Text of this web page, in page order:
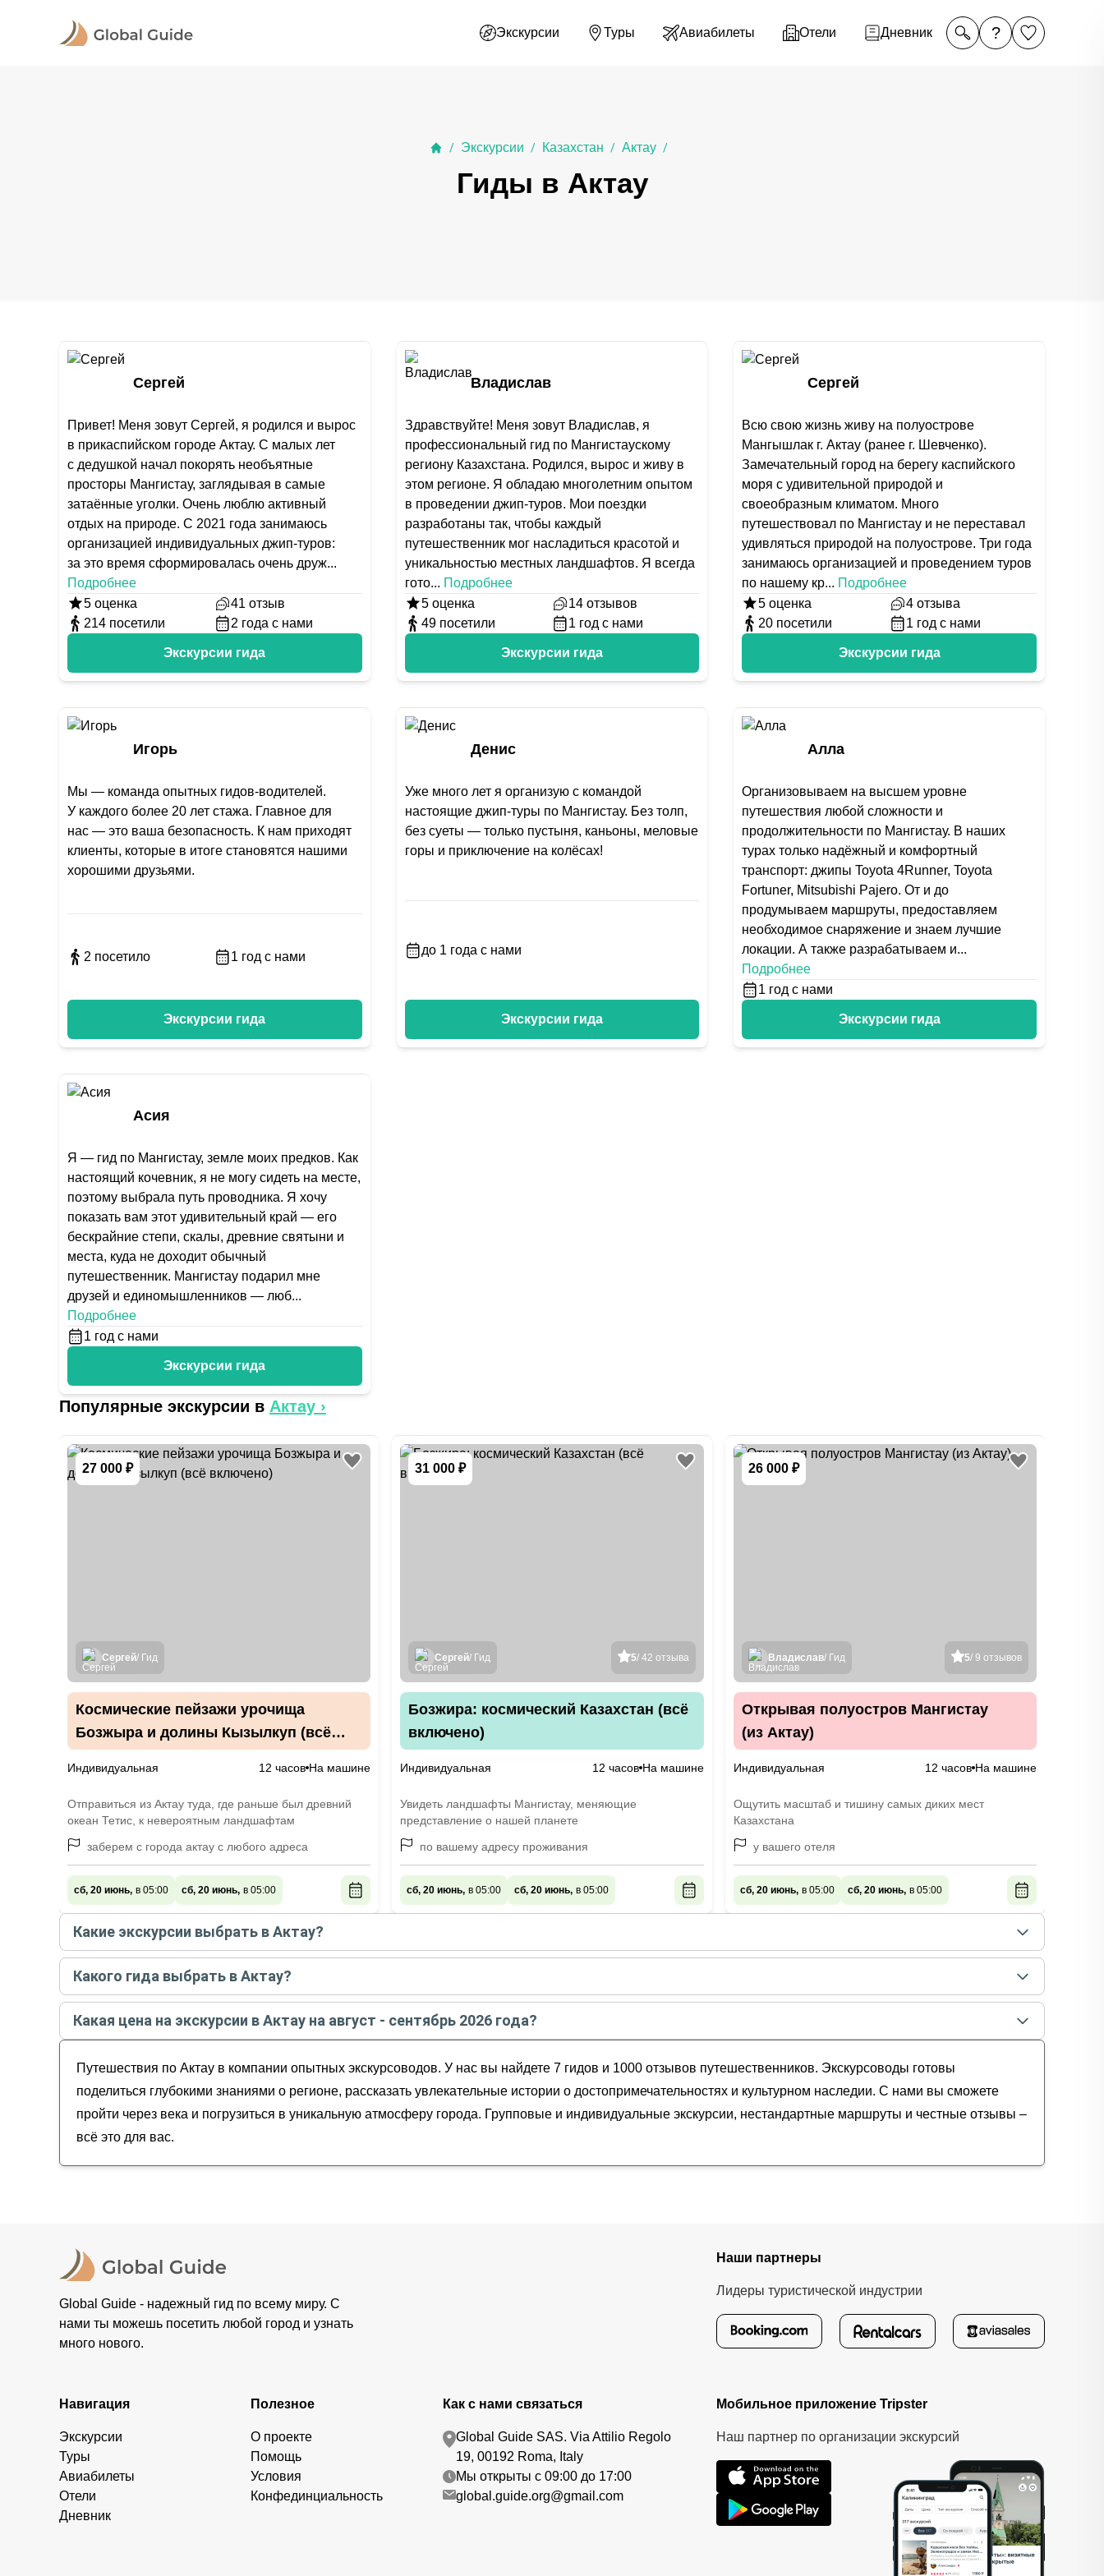
Экскурсии Туры Авиабилеты Отели Дневник ?
/ Экскурсии / Казахстан / Актау /
Гиды в Актау
Сергей
Привет! Меня зовут Сергей, я родился и вырос
в прикаспийском городе Актау. С малых лет
с дедушкой начал покорять необъятные
просторы Мангистау, заглядывая в самые
затаённые уголки. Очень люблю активный
отдых на природе. С 2021 года занимаюсь
организацией индивидуальных джип-туров:
за это время сформировалась очень друж...
Подробнее
5 оценка 41 отзыв
214 посетили 2 года с нами
Экскурсии гида
Владислав
Здравствуйте! Меня зовут Владислав, я
профессиональный гид по Мангистаускому
региону Казахстана. Родился, вырос и живу в
этом регионе. Я обладаю многолетним опытом
в проведении джип-туров. Мои поездки
разработаны так, чтобы каждый
путешественник мог насладиться красотой и
уникальностью местных ландшафтов. Я всегда
гото... Подробнее
5оценка 14 отзывов
49 посетили 1 год с нами
Экскурсии гида
Сергей
Всю свою жизнь живу на полуострове
Мангышлак г. Актау (ранее г. Шевченко).
Замечательный город на берегу каспийского
моря с удивительной природой и
своеобразным климатом. Много
путешествовал по Мангистау и не переставал
удивляться природой на полуострове. Три года
занимаюсь организацией и проведением туров
по нашему кр... Подробнее
5 оценка 4 отзыва
20 посетили 1 год с нами
Экскурсии гида
Игорь
Мы — команда опытных гидов-водителей.
У каждого более 20 лет стажа. Главное для
нас — это ваша безопасность. К нам приходят
клиенты, которые в итоге становятся нашими
хорошими друзьями.
2 посетило 1 год с нами
Экскурсии гида
Денис
Уже много лет я организую с командой
настоящие джип-туры по Мангистау. Без толп,
без суеты — только пустыня, каньоны, меловые
горы и приключение на колёсах!
до 1 года с нами
Экскурсии гида
Алла
Организовываем на высшем уровне
путешествия любой сложности и
продолжительности по Мангистау. В наших
турах только надёжный и комфортный
транспорт: джипы Toyota 4Runner, Toyota
Fortuner, Mitsubishi Pajero. От и до
продумываем маршруты, предоставляем
необходимое снаряжение и знаем лучшие
локации. А также разрабатываем и...
Подробнее
1 год с нами
Экскурсии гида
Асия
Я — гид по Мангистау, земле моих предков. Как
настоящий кочевник, я не могу сидеть на месте,
поэтому выбрала путь проводника. Я хочу
показать вам этот удивительный край — его
бескрайние степи, скалы, древние святыни и
места, куда не доходит обычный
путешественник. Мангистау подарил мне
друзей и единомышленников — люб...
Подробнее
1 год с нами
Экскурсии гида
Популярные экскурсии в Актау ›
27 000 ₽
Сергей/ Гид
Космические пейзажи урочища
Бозжыра и долины Кызылкуп (всё
Индивидуальная 12 часов На машине
Отправиться из Актау туда, где раньше был древний
океан Тетис, к невероятным ландшафтам
заберем с города актау с любого адреса
сб, 20 июнь, в 05:00 сб, 20 июнь, в 05:00
31 000 ₽
5/ 42 отзыва
Сергей/ Гид
Бозжира: космический Казахстан (всё
включено)
Индивидуальная 12 часов На машине
Увидеть ландшафты Мангистау, меняющие
представление о нашей планете
по вашему адресу проживания
сб, 20 июнь, в 05:00 сб, 20 июнь, в 05:00
26 000 ₽
5/ 9 отзывов
Владислав/ Гид
Открывая полуостров Мангистау
(из Актау)
Индивидуальная 12 часов На машине
Ощутить масштаб и тишину самых диких мест
Казахстана
у вашего отеля
сб, 20 июнь, в 05:00 сб, 20 июнь, в 05:00
Какие экскурсии выбрать в Актау?
Самые популярные экскурсиив Актаув августе - сентябре 2026года:
Космические пейзажи урочища Бозжыра и долины Кызылкуп (всё включено)
Бозжира: космический Казахстан (всё включено)
Открывая полуостров Мангистау (из Актау)
Салем, Актау!
Тайны Мангистау: от впадины Карагие до Бозжиры и Кызылкупа
Какого гида выбрать в Актау?
Лучшие гидыв Актаупо рейтингу и отзывам вавгусте 2026 года:
Сергей
Сергей
Игорь
Денис
Какая цена на экскурсии в Актау на август - сентябрь 2026 года?
Путешествия по Актау в компании опытных экскурсоводов. У нас вы найдете 7 гидов и 1000 отзывов путешественников. Экскурсоводы готовы
поделиться глубокими знаниями о регионе, рассказать увлекательные истории о достопримечательностях и культурном наследии. С нами вы сможете
пройти через века и погрузиться в уникальную атмосферу города. Групповые и индивидуальные экскурсии, нестандартные маршруты и честные отзывы –
всё это для вас.
Global Guide - надежный гид по всему миру. С
нами ты можешь посетить любой город и узнать
много нового.
Наши партнеры
Лидеры туристической индустрии
Навигация
Экскурсии
Туры
Авиабилеты
Отели
Дневник
Полезное
О проекте
Помощь
Условия
Конфединциальность
Как с нами связаться
Global Guide SAS. Via Attilio Regolo
19, 00192 Roma, Italy
Мы открыты с 09:00 до 17:00
global.guide.org@gmail.com
Мобильное приложение Tripster
Наш партнер по организации экскурсий